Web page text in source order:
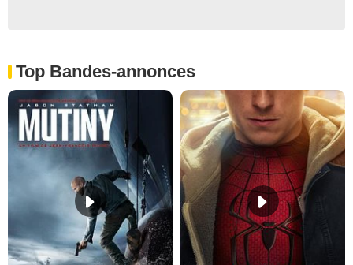
Top Bandes-annonces